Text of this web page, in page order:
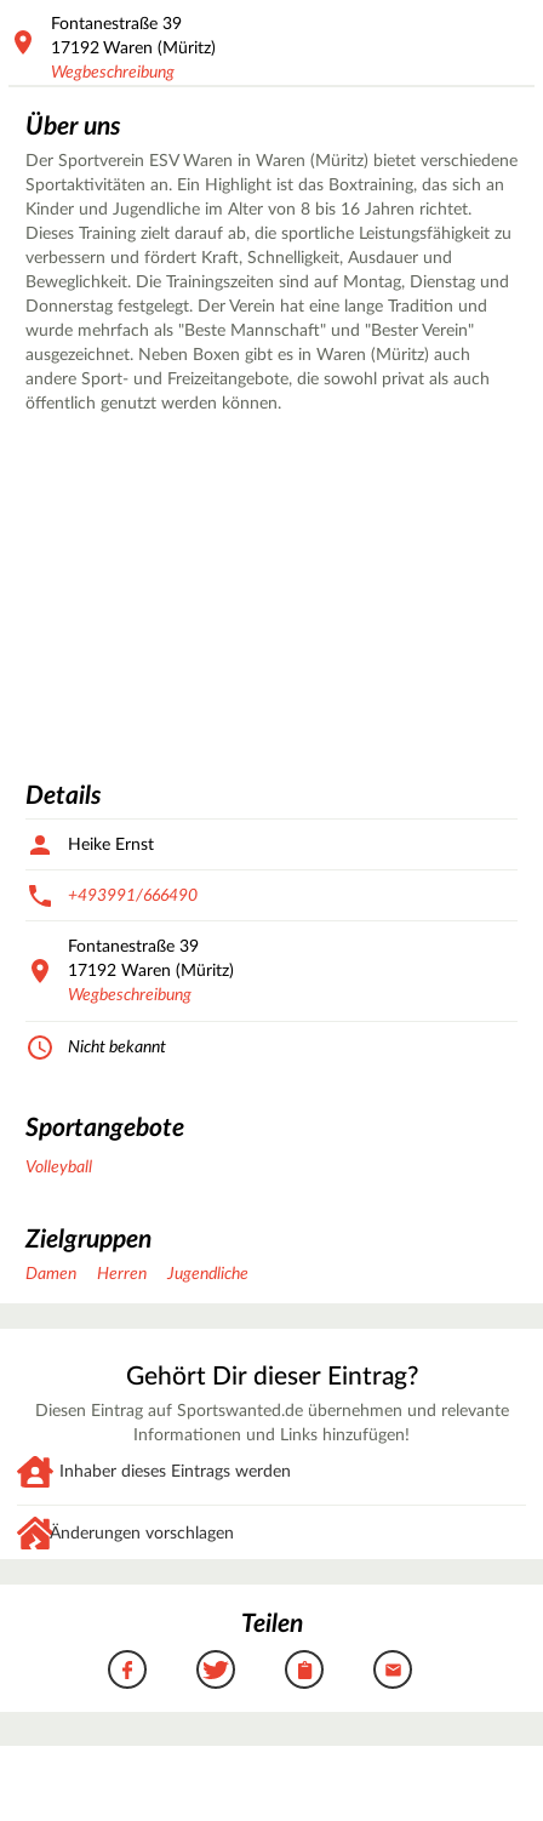
Fontanestraße 39
17192 Waren (Müritz)
Wegbeschreibung
Über uns
Der Sportverein ESV Waren in Waren (Müritz) bietet verschiedene
Sportaktivitäten an. Ein Highlight ist das Boxtraining, das sich an
Kinder und Jugendliche im Alter von 8 bis 16 Jahren richtet.
Dieses Training zielt darauf ab, die sportliche Leistungsfähigkeit zu
verbessern und fördert Kraft, Schnelligkeit, Ausdauer und
Beweglichkeit. Die Trainingszeiten sind auf Montag, Dienstag und
Donnerstag festgelegt. Der Verein hat eine lange Tradition und
wurde mehrfach als "Beste Mannschaft" und "Bester Verein"
ausgezeichnet. Neben Boxen gibt es in Waren (Müritz) auch
andere Sport- und Freizeitangebote, die sowohl privat als auch
öffentlich genutzt werden können.
Details
Heike Ernst
+493991/666490
Fontanestraße 39
17192 Waren (Müritz)
Wegbeschreibung
Nicht bekannt
Sportangebote
Volleyball
Zielgruppen
Damen Herren Jugendliche
Gehört Dir dieser Eintrag?
Diesen Eintrag auf Sportswanted.de übernehmen und relevante
Informationen und Links hinzufügen!
Inhaber dieses Eintrags werden
Änderungen vorschlagen
Teilen